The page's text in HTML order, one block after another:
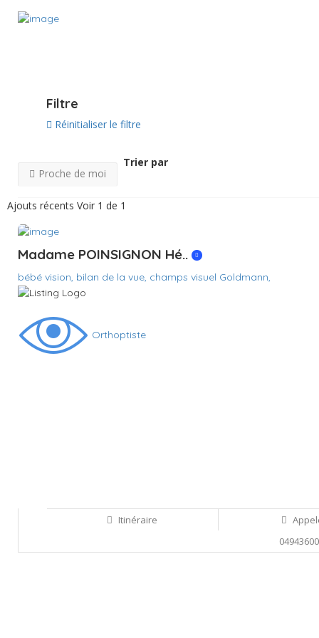
Filtre
Réinitialiser le filtre
Trier par
Proche de moi
Ajouts récents Voir 1 de 1
Madame POINSIGNON Hé..
bébé vision, bilan de la vue, champs visuel Goldmann,
Orthoptiste
Itinéraire